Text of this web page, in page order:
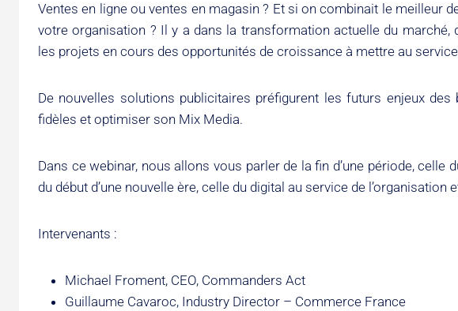
Ventes en ligne ou ventes en magasin ? Et si on combinait le meilleur
votre organisation ? Il y a dans la transformation actuelle du marché,
les projets en cours des opportunités de croissance à mettre au
De nouvelles solutions publicitaires préfigurent les futurs enjeux
fidèles et optimiser son Mix Media.
Dans ce webinar, nous allons vous parler de la fin d’une période,
du début d’une nouvelle ère, celle du digital au service de l’organisation
Intervenants :
Michael Froment, CEO, Commanders Act
Guillaume Cavaroc, Industry Director – Commerce France